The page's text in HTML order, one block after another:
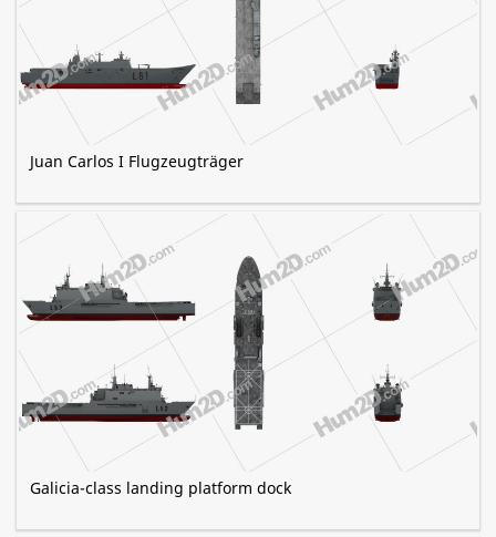
Juan Carlos I Flugzeugträger
Galicia-class landing platform dock